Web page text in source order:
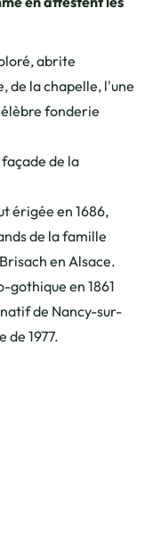
abrite
de la chapelle, l'une
fonderie
de la
érigée en 1686,
de la famille
en Alsace.
gothique en 1861
de Nancy-sur-
de 1977.